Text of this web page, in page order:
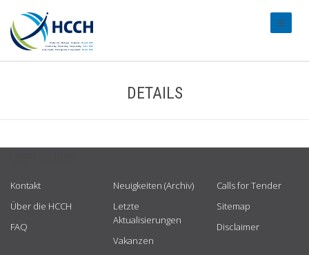
DETAILS
Kontakt
Über die HCCH
FAQ
Neuigkeiten (Archiv)
Letzte
Aktualisierungen
Vakanzen
Calls for Tender
Sitemap
Disclaimer